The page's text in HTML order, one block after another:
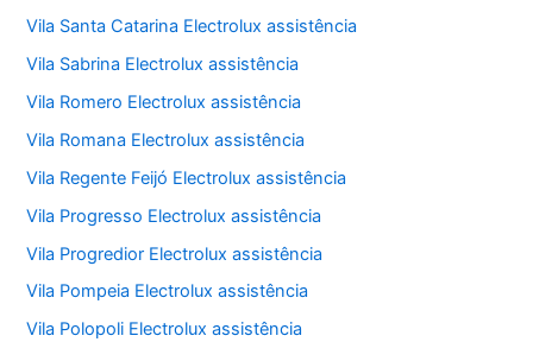
Vila Santa Catarina Electrolux assistência
Vila Sabrina Electrolux assistência
Vila Romero Electrolux assistência
Vila Romana Electrolux assistência
Vila Regente Feijó Electrolux assistência
Vila Progresso Electrolux assistência
Vila Progredior Electrolux assistência
Vila Pompeia Electrolux assistência
Vila Polopoli Electrolux assistência